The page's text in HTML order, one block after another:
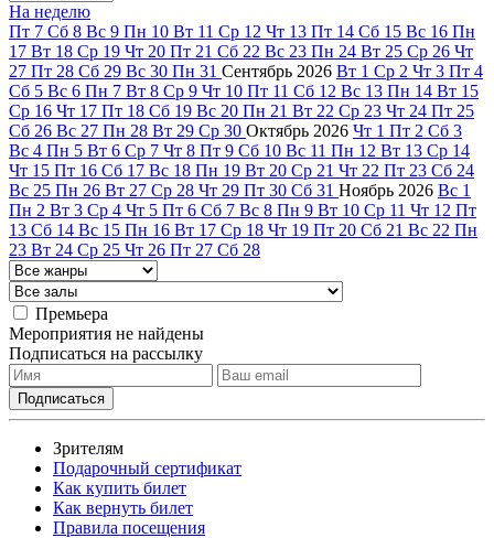
На неделю
Пт 7 Сб 8 Вс 9 Пн 10 Вт 11 Ср 12 Чт 13 Пт 14 Сб 15 Вс 16 Пн
17 Вт 18 Ср 19 Чт 20 Пт 21 Сб 22 Вс 23 Пн 24 Вт 25 Ср 26 Чт
27 Пт 28 Сб 29 Вс 30 Пн 31 Сентябрь 2026 Вт 1 Ср 2 Чт 3 Пт 4
Сб 5 Вс 6 Пн 7 Вт 8 Ср 9 Чт 10 Пт 11 Сб 12 Вс 13 Пн 14 Вт 15
Ср 16 Чт 17 Пт 18 Сб 19 Вс 20 Пн 21 Вт 22 Ср 23 Чт 24 Пт 25
Сб 26 Вс 27 Пн 28 Вт 29 Ср 30 Октябрь 2026 Чт 1 Пт 2 Сб 3
Вс 4 Пн 5 Вт 6 Ср 7 Чт 8 Пт 9 Сб 10 Вс 11 Пн 12 Вт 13 Ср 14
Чт 15 Пт 16 Сб 17 Вс 18 Пн 19 Вт 20 Ср 21 Чт 22 Пт 23 Сб 24
Вс 25 Пн 26 Вт 27 Ср 28 Чт 29 Пт 30 Сб 31 Ноябрь 2026 Вс 1
Пн 2 Вт 3 Ср 4 Чт 5 Пт 6 Сб 7 Вс 8 Пн 9 Вт 10 Ср 11 Чт 12 Пт
13 Сб 14 Вс 15 Пн 16 Вт 17 Ср 18 Чт 19 Пт 20 Сб 21 Вс 22 Пн
23 Вт 24 Ср 25 Чт 26 Пт 27 Сб 28
Премьера
Мероприятия не найдены
Подписаться на рассылку
Зрителям
Подарочный сертификат
Как купить билет
Как вернуть билет
Правила посещения